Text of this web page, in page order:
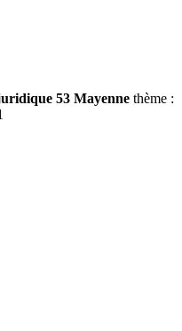
53 Mayenne thème :